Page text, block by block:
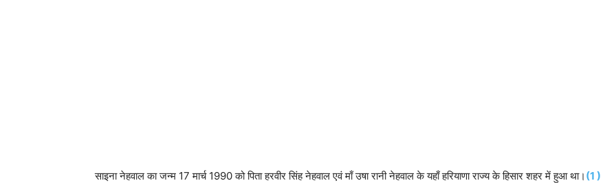
साइना नेहवाल का जन्म 17 मार्च 1990 को पिता हरवीर सिंह नेहवाल एवं माँ उषा रानी नेहवाल के यहाँ हरियाणा राज्य के हिसार शहर में हुआ था। (1 )